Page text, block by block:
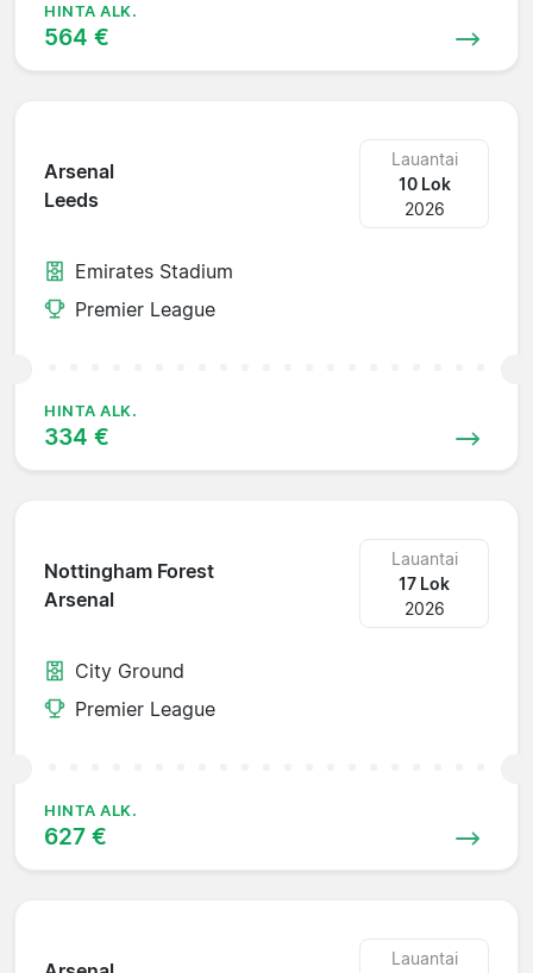
HINTA ALK.
564 €
Arsenal
Leeds
Lauantai
10 Lok
2026
Emirates Stadium
Premier League
HINTA ALK.
334 €
Nottingham Forest
Arsenal
Lauantai
17 Lok
2026
City Ground
Premier League
HINTA ALK.
627 €
Lauantai